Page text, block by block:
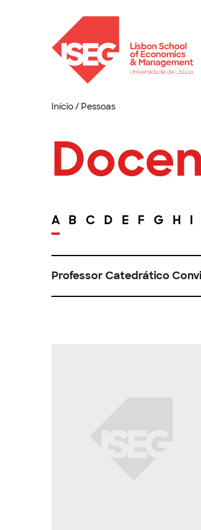
Início/ Pessoas
A B C D E F G H I
Professor Catedrático